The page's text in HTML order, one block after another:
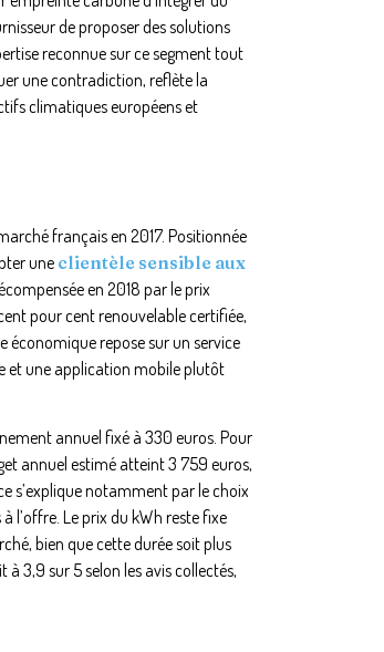
de proposer des solutions
reconnue sur ce segment tout
une contradiction, reflète la
climatiques européens et
français en 2017. Positionnée
une clientèle sensible aux
en 2018 par le prix
pour cent renouvelable certifiée,
économique repose sur un service
et une application mobile plutôt
annuel fixé à 330 euros. Pour
annuel estimé atteint 3 759 euros,
s’explique notamment par le choix
l’offre. Le prix du kWh reste fixe
bien que cette durée soit plus
3,9 sur 5 selon les avis collectés,